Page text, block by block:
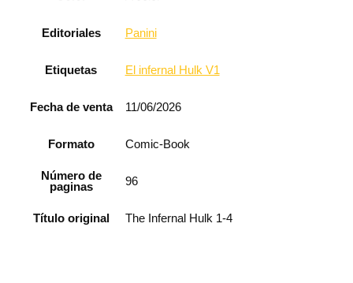
Editoriales Panini
Etiquetas El infernal Hulk V1
Fecha de venta 11/06/2026
Formato Comic-Book
Número de
paginas
96
Título original The Infernal Hulk 1-4